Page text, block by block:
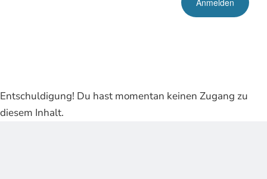
Entschuldigung! Du hast momentan keinen Zugang zu
diesem Inhalt.